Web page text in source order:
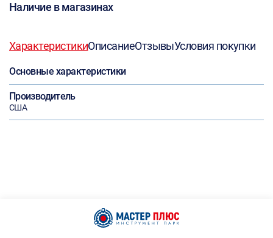
Наличие в магазинах
ХарактеристикиОписаниеОтзывыУсловия покупки
Основные характеристики
Производитель
США